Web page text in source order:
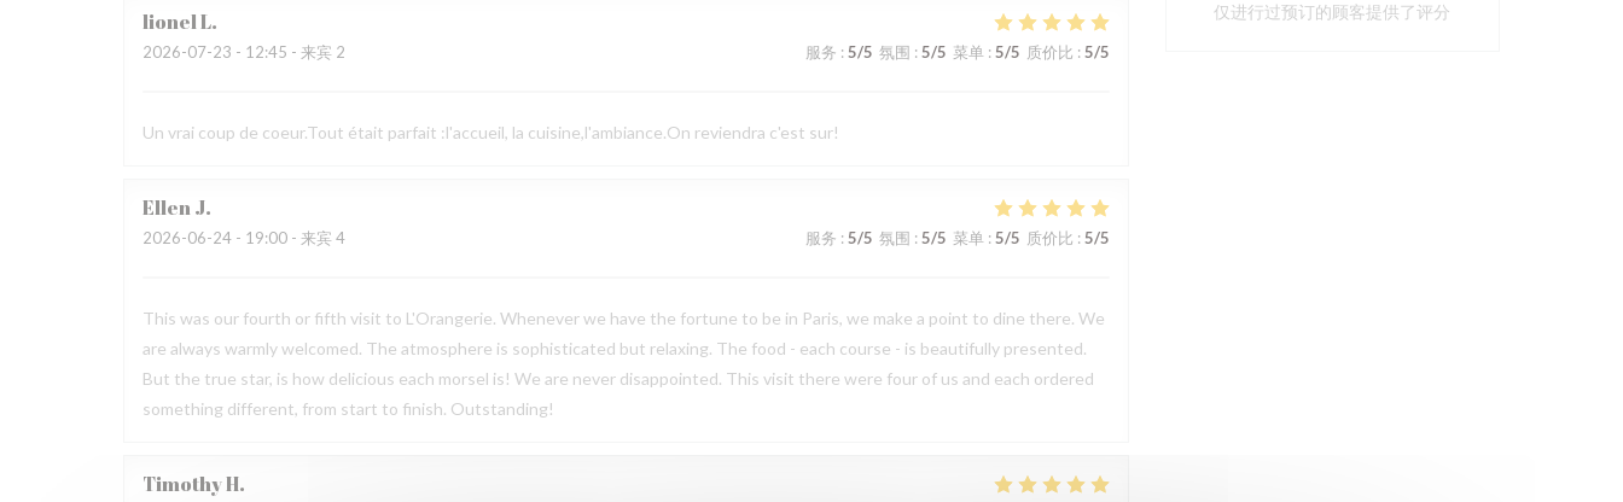
lionelL
2026-07-23 - 12:45 - 来宾 2 服务 : 5/5 氛围 : 5/5 菜单: 5/5 质价比 : 5/5
Un vrai coup de coeur.Tout était parfait :l'accueil, la cuisine,l'ambiance.On reviendra c'est sur!
EllenJ
2026-06-24 - 19:00 - 来宾 4 服务 : 5/5 氛围 : 5/5 菜单: 5/5 质价比 : 5/5
This was our fourth or fifth visit to L'Orangerie. Whenever we have the fortune to be in Paris, we make a point to dine there. We
are always warmly welcomed. The atmosphere is sophisticated but relaxing. The food - each course - is beautifully presented.
But the true star, is how delicious each morsel is! We are never disappointed. This visit there were four of us and each ordered
something different, from start to finish. Outstanding!
TimothyH
仅进行过预订的顾客提供了评分